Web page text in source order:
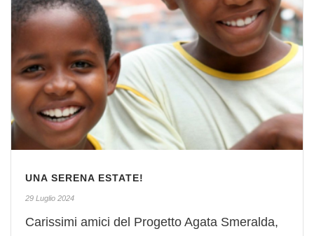
UNA SERENA ESTATE!
29 Luglio 2024
Carissimi amici del Progetto Agata Smeralda,